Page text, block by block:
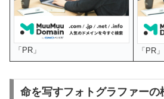
「PR」 「PR」
命を写すフォトグラファーの